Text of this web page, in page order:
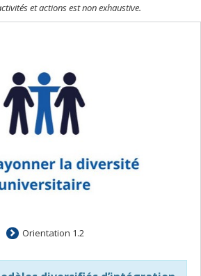
et actions est non exhaustive.
Orientation 1.2